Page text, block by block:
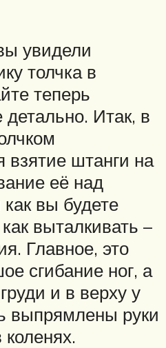
увидели
толчка в
теперь
Итак, в
взятие штанги на
её над
вы будете
выталкивать –
Главное, это
сгибание ног, а
и в верху у
выпрямлены руки
коленях.